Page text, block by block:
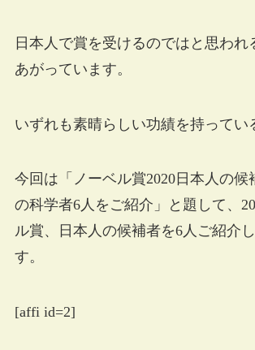
日本人で賞を受けるのではと思われ
あがっています。
いずれも素晴らしい功績を持ってい
今回は「ノーベル賞2020日本人の候
の科学者6人をご紹介」と題して、
ル賞、日本人の候補者を6人ご紹介
す。
[affi id=2]